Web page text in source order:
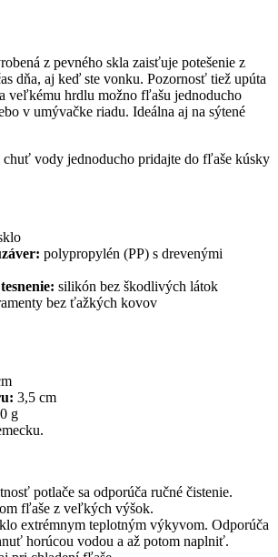
z pevného skla zaisťuje potešenie z
dňa, aj keď ste vonku. Pozornosť tiež upúta
veľkému hrdlu možno fľašu jednoducho
v umývačke riadu. Ideálna aj na sýtené
chuť vody jednoducho pridajte do fľaše kúsky
polypropylén (PP) s drevenými
silikón bez škodlivých látok
bez ťažkých kovov
3,5 cm
g
potlače sa odporúča ručné čistenie.
fľaše z veľkých výšok.
extrémnym teplotným výkyvom. Odporúča
horúcou vodou a až potom naplniť.